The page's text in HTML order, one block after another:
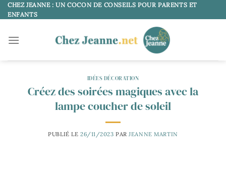
Passer
au
CHEZ JEANNE : UN COCON DE CONSEILS POUR PARENTS ET
ENFANTS
IDÉES DÉCORATION
Créez des soirées magiques avec la
lampe coucher de soleil
PUBLIÉ LE 26/11/2023 PAR JEANNE MARTIN